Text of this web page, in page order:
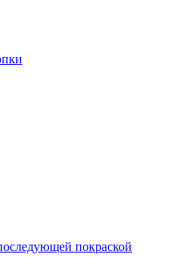
покраской